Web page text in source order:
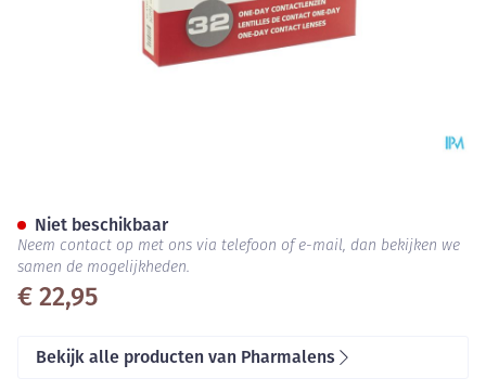
€ 22,95
Niet beschikbaar
Neem contact op met ons via telefoon of e-mail, dan bekijken we
samen de mogelijkheden.
Bekijk alle producten van Pharmalens